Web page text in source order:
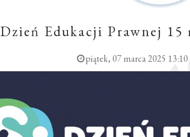
Dzień Edukacji Prawnej 15
piątek, 07 marca 2025 13:10